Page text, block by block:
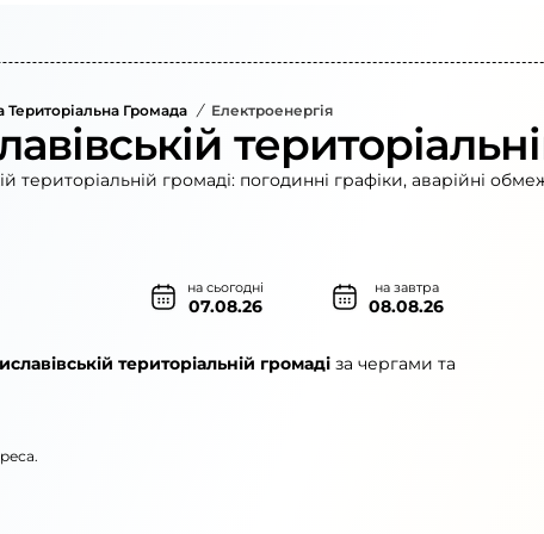
Владиславівська Територіальна Громада / Електроенергія
територіальній громаді: погодинні графіки, аварійні
на сьогодні
07.08.26
на завтра
08.08.26
територіальній громаді за чергами та